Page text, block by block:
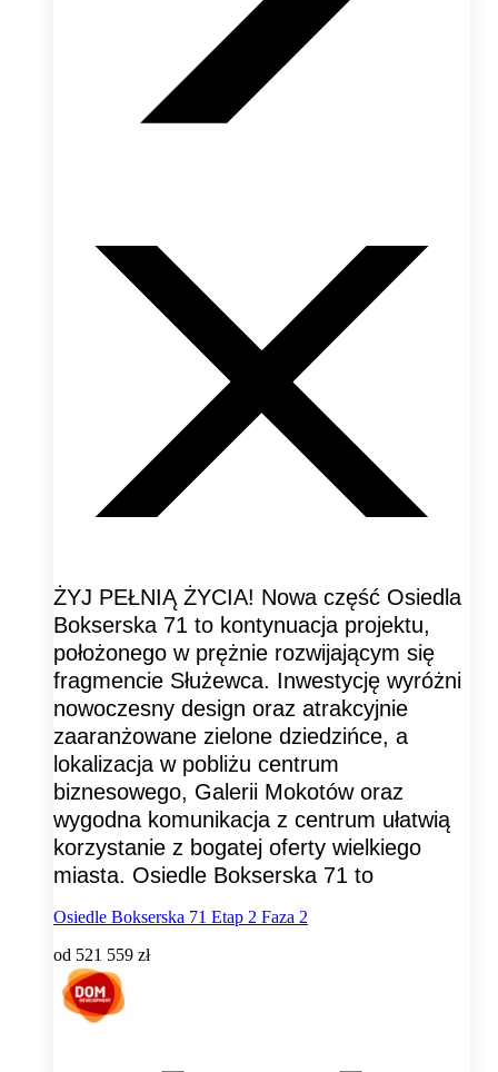
ŻYJ PEŁNIĄ ŻYCIA! Nowa część Osiedla
Bokserska 71 to kontynuacja projektu,
położonego w prężnie rozwijającym się
fragmencie Służewca. Inwestycję wyróżni
nowoczesny design oraz atrakcyjnie
zaaranżowane zielone dziedzińce, a
lokalizacja w pobliżu centrum
biznesowego, Galerii Mokotów oraz
wygodna komunikacja z centrum ułatwią
korzystanie z bogatej oferty wielkiego
miasta. Osiedle Bokserska 71 to
Osiedle Bokserska 71 Etap 2 Faza 2
od 521 559 zł